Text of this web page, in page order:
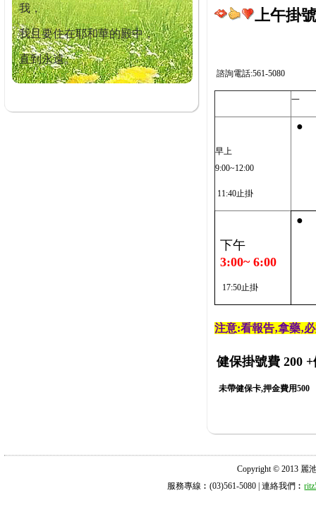
我，
我且要住在耶和華的殿中，
直到永遠。
上午掛
諮詢電話:561-5080
一
早上
9:00~12:00
11:40止掛
●
下午
3:00~ 6:00
17:50止掛
●
注意:看報告‚拿藥‚
健保掛號費 200 +
未帶健保卡,押金費用500
Copyright © 2013 麗
服務專線︰(03)561-5080 | 連絡我們︰